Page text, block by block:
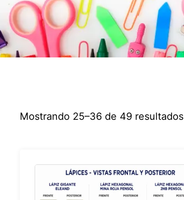
Mostrando 25–36 de 49 resultados